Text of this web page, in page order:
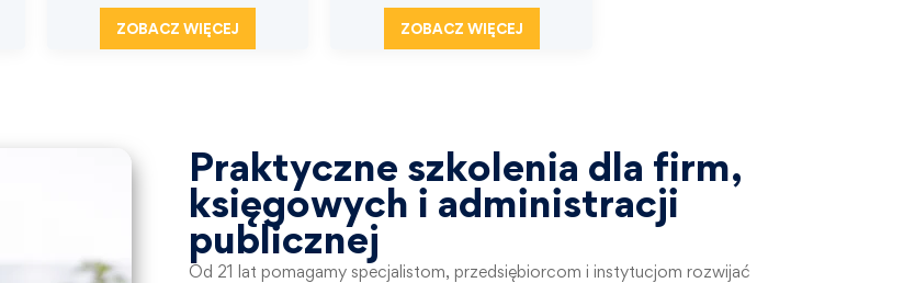
ZOBACZ WIĘCEJ ZOBACZ WIĘCEJ
Praktyczne szkolenia dla firm,
księgowych i administracji
publicznej
Od 21 lat pomagamy specjalistom, przedsiębiorcom i instytucjom rozwijać